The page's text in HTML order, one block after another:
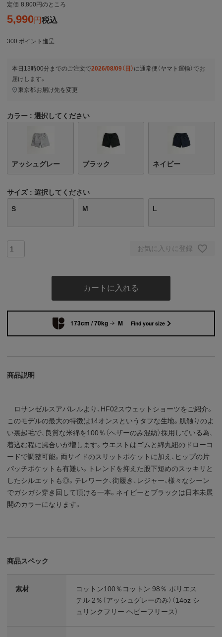
定価 8,800 のところ
5,990 税込
300 ポイント進呈
本日 13時00分 までのご注文で2026/08/09（日） に通常便（ヤマト運輸） でお
届けします。
東京都お届け先を変更
カラー 選択してください
アッシュグレー ブラック ネイビー
サイズ 選択してください
S M L
お気に入りに登録
カートに入れる
173cm / 70kg M Find your size
商品説明
ロサンゼルスアパレルより、HF02スウェットショーツをご紹介。
このモデルの最大の特徴は14オンスというタフな生地。肌触りのよ
い裏起毛で、良質な米綿を100％（ヘザーのみ混紡）採用している為、
着込む程に風合いが増します。ウエストはゴムと綿丸紐のドローコ
ードで調整可能。両サイドのスリットポケットに加え、ヒップの片
パッチポケットも有難い。トレンドを抑えた股下短めのスッキリと
したシルエットも◎。テレワーク、街履き、レジャー、様々なシーン
でガシガシ穿き回して頂ける一本。ネイビーとブラックは日本未展
開のカラーになります。
商品スペック
素材
コットン100％コットン 98％ ポリエス
テル 2％（アッシュグレーのみ）（14oz シ
ュリンクフリー ヘビーフリース）